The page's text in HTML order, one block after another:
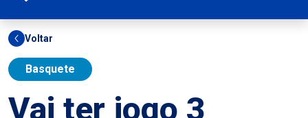
Voltar
Basquete
Vai ter jogo 3